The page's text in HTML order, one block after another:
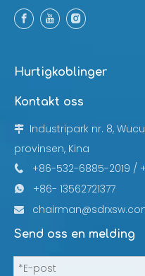
Hurtigkoblinger
Kontakt oss

Industripark nr. 8,
provinsen, Kina
 +86-532-6885-2019 /
 +86- 13562721377

Send oss ​​en melding